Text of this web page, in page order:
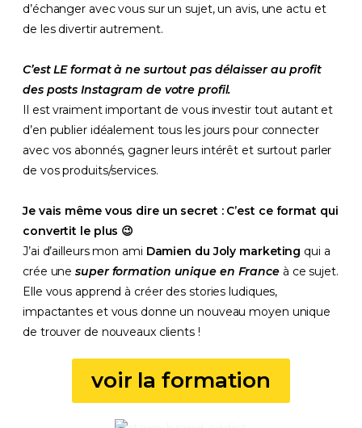
d’échanger avec vous sur un sujet, un avis, une actu et
de les divertir autrement.
C’est LE format à ne surtout pas délaisser au profit
des posts Instagram de votre profil.
Il est vraiment important de vous investir tout autant et
d’en publier idéalement tous les jours pour connecter
avec vos abonnés, gagner leurs intérêt et surtout parler
de vos produits/services.
Je vais même vous dire un secret : C’est ce format qui
convertit le plus 😉
J’ai d’ailleurs mon ami Damien du Joly marketing qui a
crée unesuper formation unique en Franceà ce sujet.
Elle vous apprend à créer des stories ludiques,
impactantes et vous donne un nouveau moyen unique
de trouver de nouveaux clients !
voir la formation